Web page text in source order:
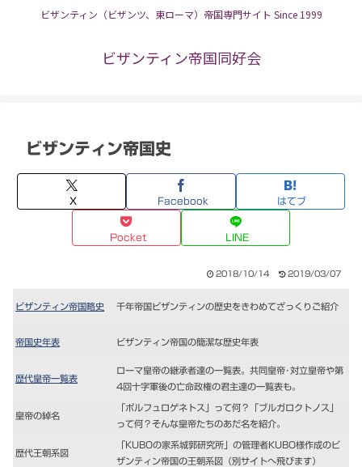
ビザンティン（ビザンツ、東ローマ）帝国専門サイト Since 1999
ビザンティン帝国同好会
ビザンティン帝国史
X Facebook はてブ
Pocket LINE
2018/10/14 2019/03/07
ビザンティン帝国略史 千年帝国ビザンティンの歴史をきわめてざっくりご紹介
帝国史年表 ビザンティン帝国の簡潔な歴史年表
歴代皇帝一覧表
ローマ皇帝の継承者達の一覧表。共同皇帝･対立皇帝や第
4回十字軍後の亡命政権の君主達の一覧表も。
皇帝の綽名
「ポルフュロゲネトス」って何？「ブルガロクトノス」
って何？そんな皇帝たちのあだ名を紹介。
歴代王朝系図
「KUBOの家系城郭研究所」の管理者KUBO様作成のビ
ザンティン帝国の王朝系図（別サイトへ飛びます）